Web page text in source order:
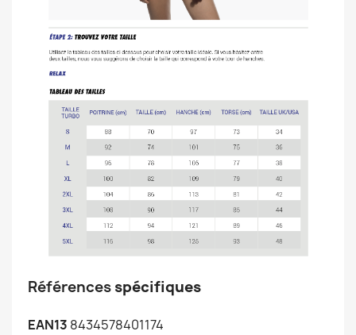
Références spécifiques
EAN13 8434578401174